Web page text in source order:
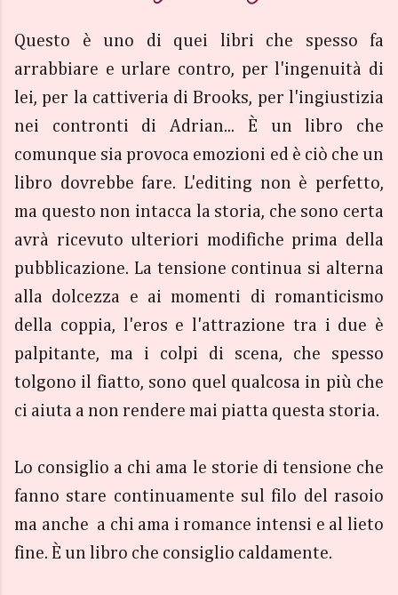
Questo è uno di quei libri che spesso fa
arrabbiare e urlare contro, per l'ingenuità di
lei, per la cattiveria di Brooks, per l'ingiustizia
nei contronti di Adrian... È un libro che
comunque sia provoca emozioni ed è ciò che un
libro dovrebbe fare. L'editing non è perfetto,
ma questo non intacca la storia, che sono certa
avrà ricevuto ulteriori modifiche prima della
pubblicazione. La tensione continua si alterna
alla dolcezza e ai momenti di romanticismo
della coppia, l'eros e l'attrazione tra i due è
palpitante, ma i colpi di scena, che spesso
tolgono il fiatto, sono quel qualcosa in più che
ci aiuta a non rendere mai piatta questa storia.
Lo consiglio a chi ama le storie di tensione che
fanno stare continuamente sul filo del rasoio
ma anche a chi ama i romance intensi e al lieto
fine. È un libro che consiglio caldamente.